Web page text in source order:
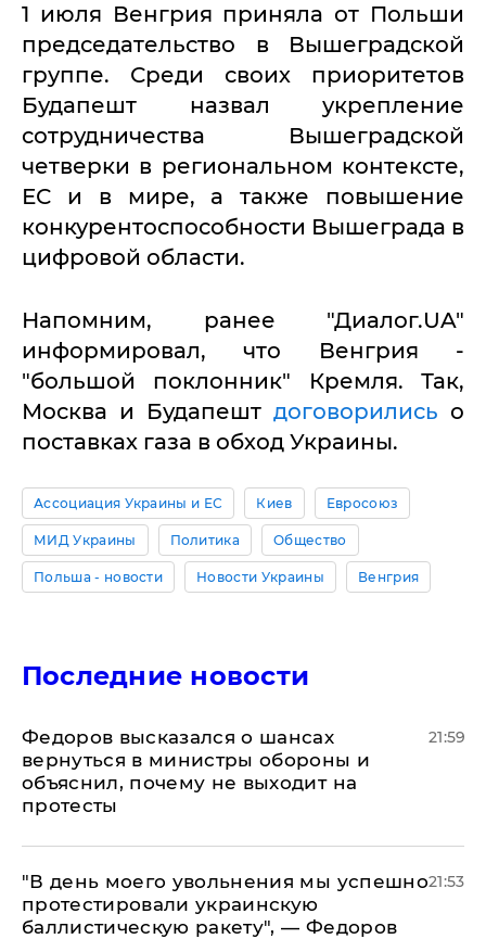
1 июля Венгрия приняла от Польши
председательство в Вышеградской
группе. Среди своих приоритетов
Будапешт назвал укрепление
сотрудничества Вышеградской
четверки в региональном контексте,
ЕС и в мире, а также повышение
конкурентоспособности Вышеграда в
цифровой области.
Напомним, ранее "Диалог.UA"
информировал, что Венгрия -
"большой поклонник" Кремля. Так,
Москва и Будапешт договорились о
поставках газа в обход Украины.
Ассоциация Украины и ЕС Киев Евросоюз
МИД Украины Политика Общество
Польша - новости Новости Украины Венгрия
Последние новости
Федоров высказался о шансах
вернуться в министры обороны и
объяснил, почему не выходит на
протесты
21:59
​"В день моего увольнения мы успешно
протестировали украинскую
баллистическую ракету", — Федоров
21:53